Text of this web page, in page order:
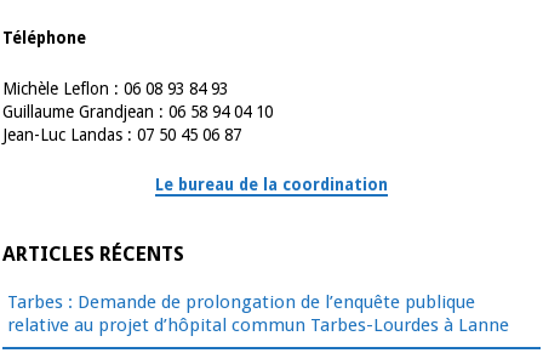
Téléphone
Michèle Leflon : 06 08 93 84 93
Guillaume Grandjean : 06 58 94 04 10
Jean-Luc Landas : 07 50 45 06 87
Le bureau de la coordination
ARTICLES RÉCENTS
Tarbes : Demande de prolongation de l’enquête publique
relative au projet d’hôpital commun Tarbes-Lourdes à Lanne